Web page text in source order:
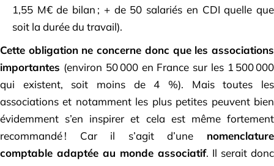
1,55 M€ de bilan ; + de 50 salariés en CDI quelle que
soit la durée du travail).
Cette obligation ne concerne donc que les associations
importantes (environ 50 000 en France sur les 1 500 000
qui existent, soit moins de 4 %). Mais toutes les
associations et notamment les plus petites peuvent bien
é­vi­demment s’en inspirer et cela est même fortement
recommandé ! Car il s’agit d’une nomenclature
comptable adaptée au monde associatif. Il serait donc